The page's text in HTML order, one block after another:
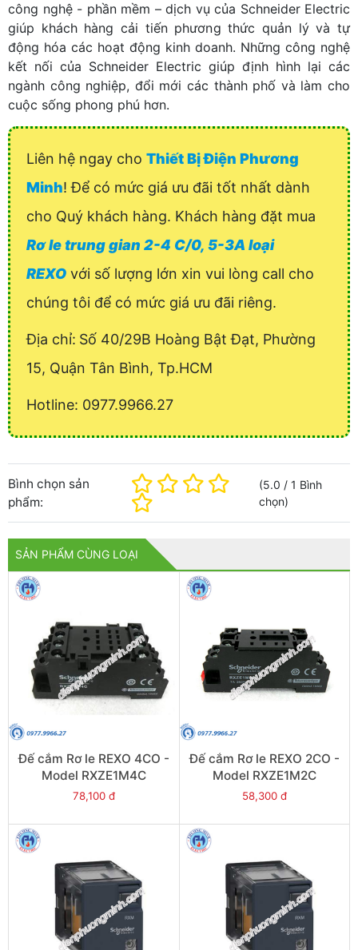
công nghệ - phần mềm – dịch vụ của Schneider Electric
giúp khách hàng cải tiến phương thức quản lý và tự
động hóa các hoạt động kinh doanh. Những công nghệ
kết nối của Schneider Electric giúp định hình lại các
ngành công nghiệp, đổi mới các thành phố và làm cho
cuộc sống phong phú hơn.
Liên hệ ngay cho Thiết Bị Điện Phương
Minh! Để có mức giá ưu đãi tốt nhất dành
cho Quý khách hàng. Khách hàng đặt mua
Rơ le trung gian 2-4 C/0, 5-3A loại
REXO với số lượng lớn xin vui lòng call cho
chúng tôi để có mức giá ưu đãi riêng.
Địa chỉ: Số 40/29B Hoàng Bật Đạt, Phường
15, Quận Tân Bình, Tp.HCM
Hotline: 0977.9966.27
Bình chọn sản
phẩm:
(5.0 /1 Bình
chọn)
SẢN PHẨM CÙNG LOẠI
Đế cắm Rơ le REXO 4CO -
Model RXZE1M4C
78,100 đ
Đế cắm Rơ le REXO 2CO -
Model RXZE1M2C
58,300 đ